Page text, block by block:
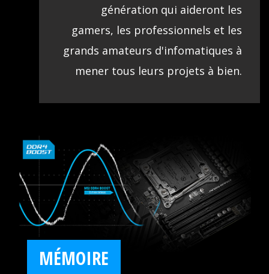
génération qui aideront les
gamers, les professionnels et les
grands amateurs d'infomatiques à
mener tous leurs projets à bien.
MÉMOIRE